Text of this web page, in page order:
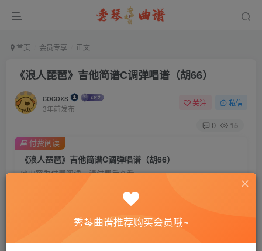
首页 会员专享 正文
《浪人琵琶》吉他简谱C调弹唱谱（胡66）
cocoxs
3年前发布
关注 私信
0 15
《浪人琵琶》吉他简谱C调弹唱谱（胡66）
此内容为付费阅读，请付费后查看
会员专属资源
黄金会员免费 钻石会员
付费阅读
秀琴曲谱推荐购买会员哦~